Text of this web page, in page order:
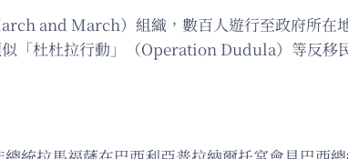
and March）組織，數百人遊行至政府所在
「杜杜拉行動」（Operation Dudula）等反移